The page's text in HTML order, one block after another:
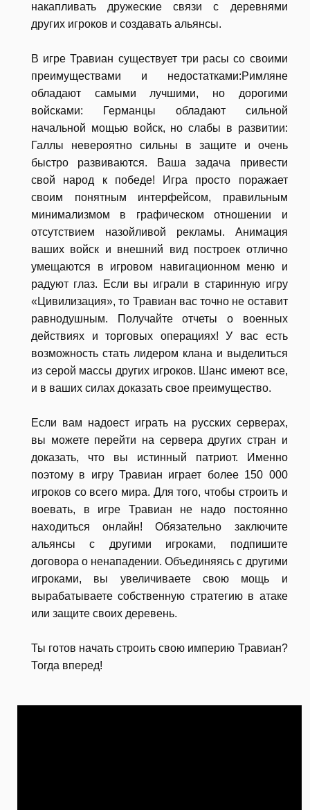
накапливать дружеские связи с деревнями
других игроков и создавать альянсы.
В игре Травиан существует три расы со своими
преимуществами и недостатками:Римляне
обладают самыми лучшими, но дорогими
войсками: Германцы обладают сильной
начальной мощью войск, но слабы в развитии:
Галлы невероятно сильны в защите и очень
быстро развиваются. Ваша задача привести
свой народ к победе! Игра просто поражает
своим понятным интерфейсом, правильным
минимализмом в графическом отношении и
отсутствием назойливой рекламы. Анимация
ваших войск и внешний вид построек отлично
умещаются в игровом навигационном меню и
радуют глаз. Если вы играли в старинную игру
«Цивилизация», то Травиан вас точно не оставит
равнодушным. Получайте отчеты о военных
действиях и торговых операциях! У вас есть
возможность стать лидером клана и выделиться
из серой массы других игроков. Шанс имеют все,
и в ваших силах доказать свое преимущество.
Если вам надоест играть на русских серверах,
вы можете перейти на сервера других стран и
доказать, что вы истинный патриот. Именно
поэтому в игру Травиан играет более 150 000
игроков со всего мира. Для того, чтобы строить и
воевать, в игре Травиан не надо постоянно
находиться онлайн! Обязательно заключите
альянсы с другими игроками, подпишите
договора о ненападении. Объединяясь с другими
игроками, вы увеличиваете свою мощь и
вырабатываете собственную стратегию в атаке
или защите своих деревень.
Ты готов начать строить свою империю Травиан?
Тогда вперед!